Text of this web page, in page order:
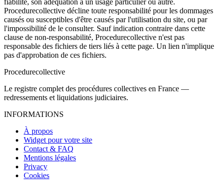
Procedurecollective décline toute responsabilité pour les dommages
causés ou susceptibles d'être causés par l'utilisation du site, ou par
l'impossibilité de le consulter. Sauf indication contraire dans cette
clause de non-responsabilité, Procedurecollective n'est pas
responsable des fichiers de tiers liés à cette page. Un lien n'implique
pas d'approbation de ces fichiers.
Procedurecollective
Le registre complet des procédures collectives en France —
redressements et liquidations judiciaires.
INFORMATIONS
À propos
Widget pour votre site
Contact & FAQ
Mentions légales
Privacy
Cookies